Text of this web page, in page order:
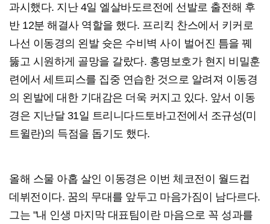
과시했다. 지난 4일 엘살바도르전에 선발로 출전해 후
반 12분 해결사 역할을 했다. 프리킥 찬스에서 키커로
나선 이동경의 왼발 슛은 수비벽 사이 벌어진 틈을 꿰
뚫고 시원하게 골망을 갈랐다. 홍명보호가 현지 비밀훈
련에서 세트피스를 집중 연습한 것으로 알려져 이동경
의 왼발에 대한 기대감은 더욱 커지고 있다. 앞서 이동
경은 지난달 31일 트리니다드토바고전에서 조규성(미
트윌란)의 득점을 돕기도 했다.
올해 스물 아홉 살인 이동경은 이번 체코전이 월드컵
데뷔전이다. 꿈의 무대를 앞두고 마음가짐이 남다르다.
그는 "내 인생 마지막 대표팀이란 마음으로 꼭 성과를